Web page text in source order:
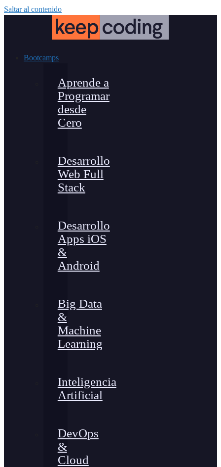
Saltar al contenido
Bootcamps
Aprende a
Programar
desde
Cero
Desarrollo
Web Full
Stack
Desarrollo
Apps iOS
&
Android
Big Data
&
Machine
Learning
Inteligencia
Artificial
DevOps
&
Cloud